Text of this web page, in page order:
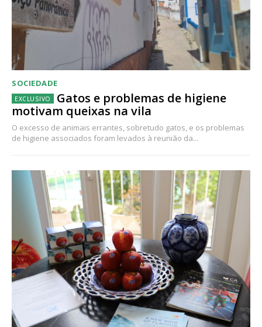
SOCIEDADE
Gatos e problemas de higiene
motivam queixas na vila
O excesso de animais errantes, sobretudo gatos, e os problemas
de higiene associados foram levados à reunião da...